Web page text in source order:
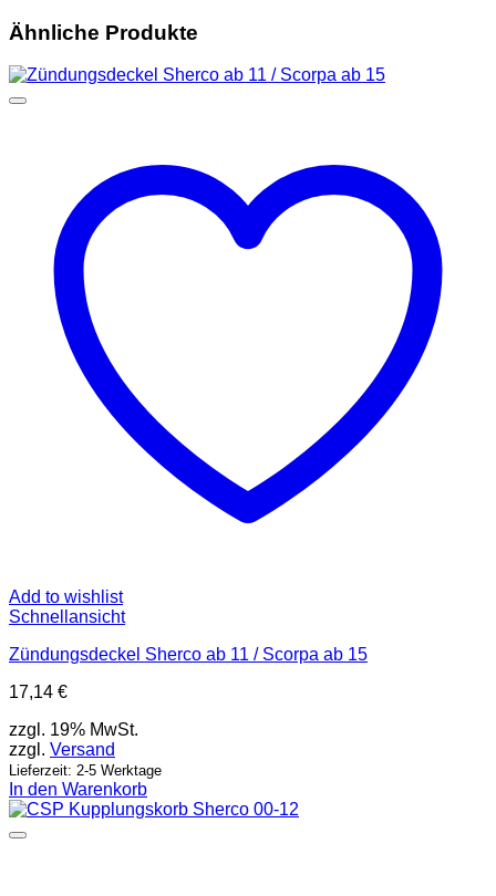
Ähnliche Produkte
Add to wishlist
Schnellansicht
Zündungsdeckel Sherco ab 11 / Scorpa ab 15
17,14 €
zzgl. 19% MwSt.
zzgl. Versand
Lieferzeit: 2-5 Werktage
In den Warenkorb